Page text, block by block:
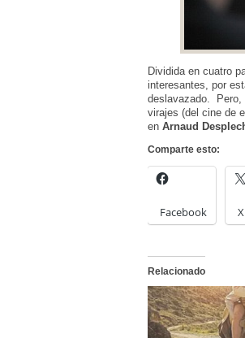
Dividida en cuatro
interesantes, por
deslavazado. Pero,
virajes (del cine de
en Arnaud
Comparte esto:
Facebook X
Relacionado